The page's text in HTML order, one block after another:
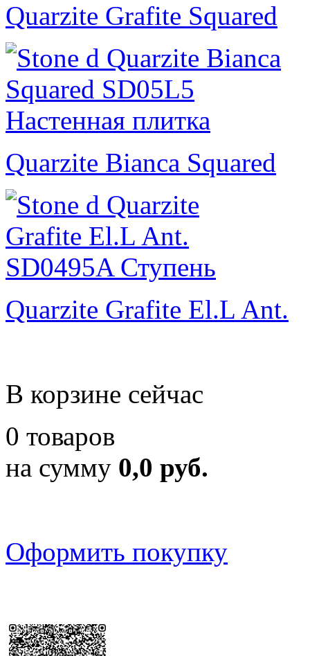
Quarzite Grafite Squared
Quarzite Bianca Squared
Quarzite Grafite El.L Ant.
В корзине сейчас
0 товаров
на сумму 0,0 руб.
Оформить покупку